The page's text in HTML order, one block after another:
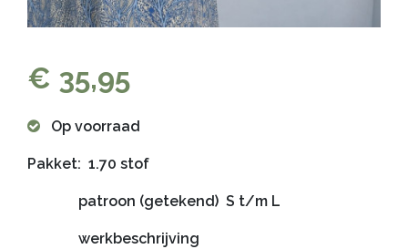
€ 35,95
Op voorraad
Pakket: 1.70 stof
patroon (getekend) S t/m L
werkbeschrijving